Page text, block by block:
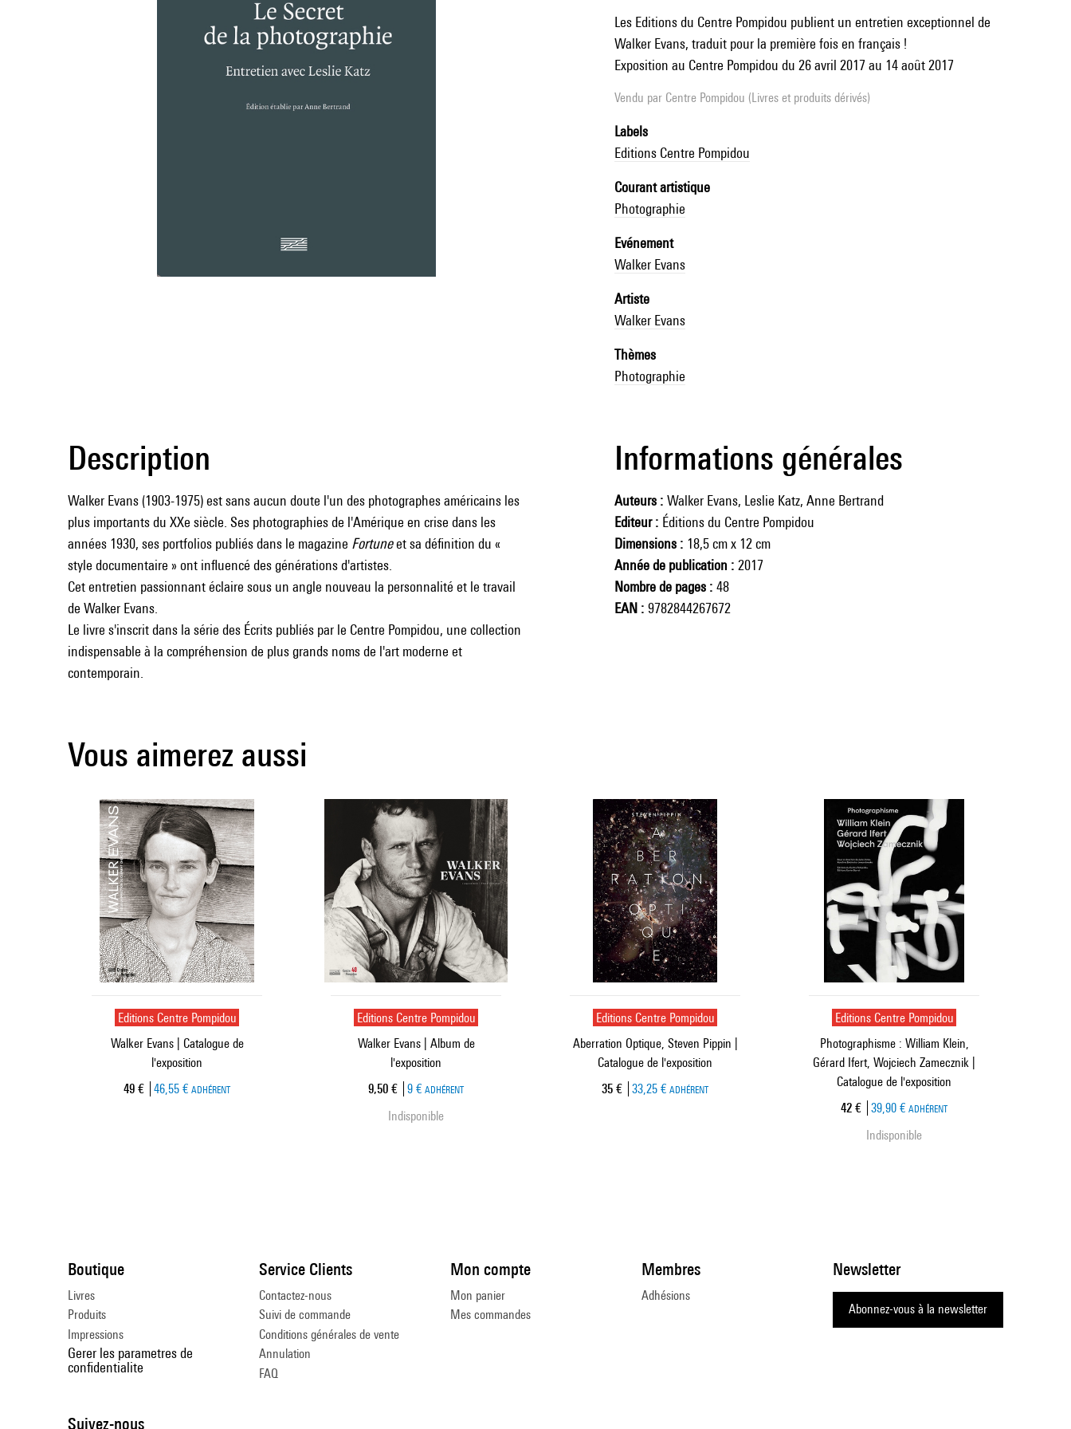
Les Editions du Centre Pompidou publient un entretien exceptionnel de
Walker Evans, traduit pour la première fois en français !
Exposition au Centre Pompidou du 26 avril 2017 au 14 août 2017
Vendu par Centre Pompidou (Livres et produits dérivés)
Labels
Editions Centre Pompidou
Courant artistique
Photographie
Evénement
Walker Evans
Artiste
Walker Evans
Thèmes
Photographie
Description
Walker Evans (1903-1975) est sans aucun doute l'un des photographes américains les
plus importants du XXe siècle. Ses photographies de l'Amérique en crise dans les
années 1930, ses portfolios publiés dans le magazine Fortuneet sa définition du «
style documentaire » ont influencé des générations d'artistes.
Cet entretien passionnant éclaire sous un angle nouveau la personnalité et le travail
de Walker Evans.
Le livre s'inscrit dans la série des Écrits publiés par le Centre Pompidou, une collection
indispensable à la compréhension de plus grands noms de l'art moderne et
contemporain.
Informations générales
Auteurs
Walker Evans, Leslie Katz, Anne Bertrand
Editeur
Éditions du Centre Pompidou
Dimensions
18,5 cm x 12 cm
Année de publication
2017
Nombre de pages
48
EAN
9782844267672
Vous aimerez aussi
Editions Centre Pompidou
Walker Evans | Catalogue de
l'exposition
Prix ​​actuel
49 € 46,55 € ADHÉRENT
Editions Centre Pompidou
Walker Evans | Album de
l'exposition
Prix ​​actuel
9,50 € 9 € ADHÉRENT
Indisponible
Editions Centre Pompidou
Aberration Optique, Steven Pippin |
Catalogue de l'exposition
Prix ​​actuel
35 € 33,25 € ADHÉRENT
Editions Centre Pompidou
Photographisme : William Klein,
Gérard Ifert, Wojciech Zamecznik |
Catalogue de l'exposition
Prix ​​actuel
42 € 39,90 € ADHÉRENT
Indisponible
Boutique
Livres
Produits
Impressions
Gerer les parametres de
confidentialite
Newsletter
Abonnez-vous à la newsletter
Service Clients
Contactez-nous
Suivi de commande
Conditions générales de vente
Annulation
FAQ
Mon compte
Mon panier
Mes commandes
Membres
Adhésions
Suivez-nous